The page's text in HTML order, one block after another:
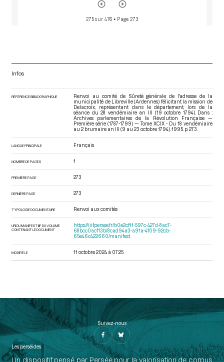
275 sur 476 • Page 273
Infos
RÉFÉRENCE BIBLIOGRAPHIQUE
Renvoi au comité de Sûreté générale de l'adresse de la
municipalité de Libreville (Ardennes) félicitant la mission de
Delacroix, représentant dans le département, lors de la
séance du 28 vendémiaire an III (19 octobre 1794). Dans :
Archives parlementaires de la Révolution Française —
Première série (1787-1799) — Tome XCIX - Du 18 vendémiaire
au 2 brumaire an III (9 au 23 octobre 1794) . 1995. p. 273.
LANGUE PRINCIPALE Français
NOMBRE DE PAGES 1
PREMIÈRE PAGE 273
DERNIÈRE PAGE 273
TYPOLOGIE DOCUMENTAIRE Renvoi aux comités
URI DU MANIFEST IIIF DU VOLUME
CONTENANT LE DOCUMENT
https://iiif.persee.fr/b0e2cf11-597c-427d-8ac7-
68bcc0acf13b/8cad94a3-a91a-4f09-92cb-
65e46c422660/manifest
MODIFIÉ LE 11 octobre 2024 à 07:25
Suivez-nous
Les perséides
Un dispositif pensé par Persée pour la valorisation de corpus